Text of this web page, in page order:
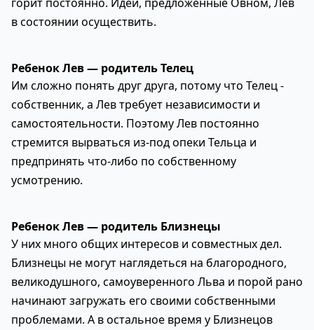
в состоянии осуществить.
Ребенок Лев — родитель Телец
Им сложно понять друг друга, потому что Телец -
собственник, а Лев требует независимости и
самостоятельности. Поэтому Лев постоянно
стремится вырваться из-под опеки Тельца и
предпринять что-либо по собственному
усмотрению.
Ребенок Лев — родитель Близнецы
У них много общих интересов и совместных дел.
Близнецы не могут наглядеться на благородного,
великодушного, самоуверенного Льва и порой рано
начинают загружать его своими собственными
проблемами. А в остальное время у Близнецов